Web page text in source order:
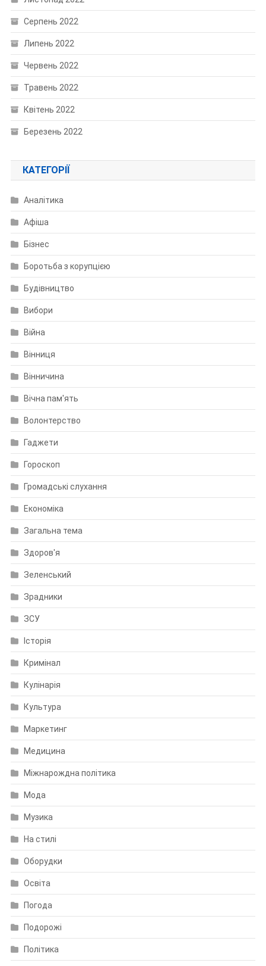
Серпень 2022
Липень 2022
Червень 2022
Травень 2022
Квітень 2022
Березень 2022
КАТЕГОРІЇ
Аналітика
Афіша
Бізнес
Боротьба з корупцією
Будівництво
Вибори
Війна
Вінниця
Вінничина
Вічна пам'ять
Волонтерство
Гаджети
Гороскоп
Громадські слухання
Економіка
Загальна тема
Здоров'я
Зеленський
Зрадники
ЗСУ
Історія
Кримінал
Кулінарія
Культура
Маркетинг
Медицина
Міжнарождна політика
Мода
Музика
На стилі
Оборудки
Освіта
Погода
Подорожі
Політика